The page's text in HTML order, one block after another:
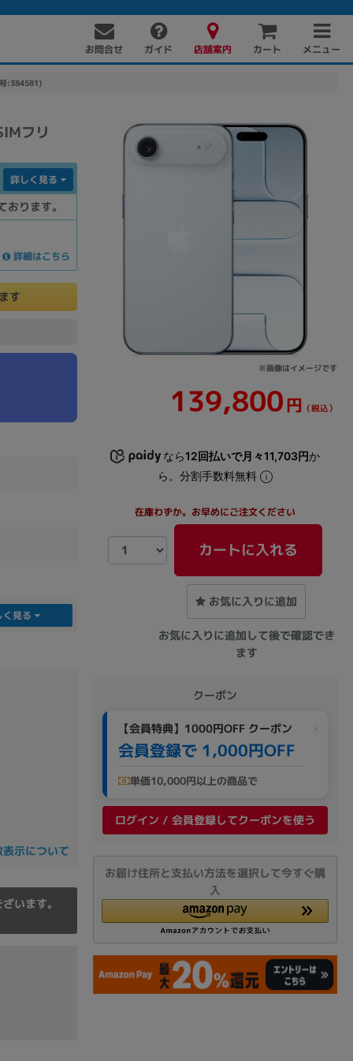
お問合せ ガイド 店舗案内 カート メニュー
:384581)
フリ
※画像はイメージです
139,800円 （税込）
なら12回払いで月々11,703円か
ら。分割手数料無料
在庫わずか。お早めにご注文ください
カートに入れる
お気に入りに追加
お気に入りに追加して後で確認でき
ます
クーポン
【会員特典】1000円OFF クーポン
会員登録で 1,000円OFF
単価10,000円以上の商品で
ログイン / 会員登録してクーポンを使う
お届け住所と支払い方法を選択して今すぐ購
入
ります。
詳しく見る
詳細はこちら
す
く見る
示について
います。